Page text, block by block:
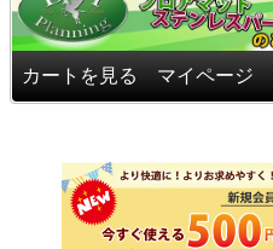
カートを見る マイページ